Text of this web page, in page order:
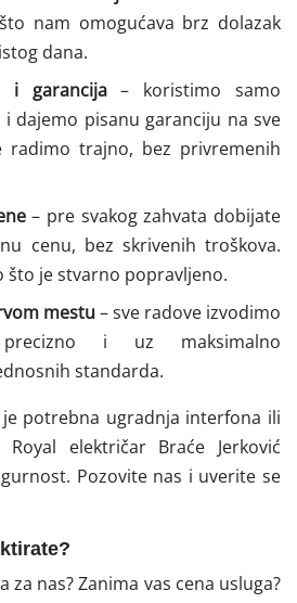
nam omogućava brz dolazak
dana.
i garancija– koristimo samo
dajemo pisanu garanciju na sve
radimo trajno, bez privremenih
– pre svakog zahvata dobijate
cenu, bez skrivenih troškova.
što je stvarno popravljeno.
mestu – sve radove izvodimo
precizno i uz maksimalno
standarda.
potrebna ugradnja interfona ili
električar Braće Jerković
Pozovite nas i uverite se
nas? Zanima vas cena usluga?